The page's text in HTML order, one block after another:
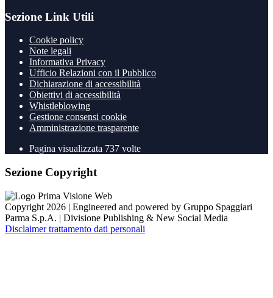
Sezione Link Utili
Cookie policy
Note legali
Informativa Privacy
Ufficio Relazioni con il Pubblico
Dichiarazione di accessibilità
Obiettivi di accessibilità
Whistleblowing
Gestione consensi cookie
Amministrazione trasparente
Pagina visualizzata 737 volte
Sezione Copyright
Copyright 2026 | Engineered and powered by Gruppo Spaggiari
Parma S.p.A. | Divisione Publishing & New Social Media
Disclaimer trattamento dati personali